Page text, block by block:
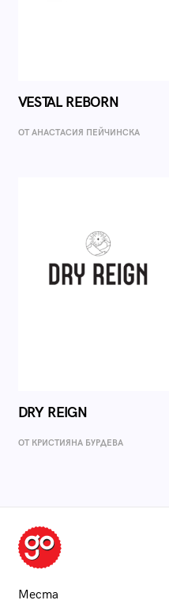
VESTAL REBORN
ОТ AНАСТАСИЯ ПЕЙЧИНСКА
DRY REIGN
ОТ КРИСТИЯНА БУРДЕВА
Места